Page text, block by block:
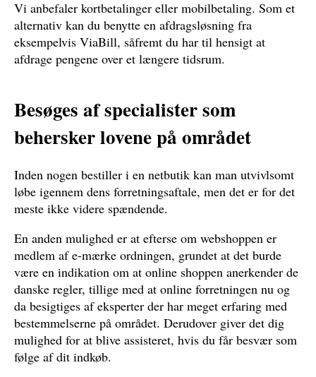
Vi anbefaler kortbetalinger eller mobilbetaling. Som et
alternativ kan du benytte en afdragsløsning fra
eksempelvis ViaBill, såfremt du har til hensigt at
afdrage pengene over et længere tidsrum.
Besøges af specialister som
behersker lovene på området
Inden nogen bestiller i en netbutik kan man utvivlsomt
løbe igennem dens forretningsaftale, men det er for det
meste ikke videre spændende.
En anden mulighed er at efterse om webshoppen er
medlem af e-mærke ordningen, grundet at det burde
være en indikation om at online shoppen anerkender de
danske regler, tillige med at online forretningen nu og
da besigtiges af eksperter der har meget erfaring med
bestemmelserne på området. Derudover giver det dig
mulighed for at blive assisteret, hvis du får besvær som
følge af dit indkøb.